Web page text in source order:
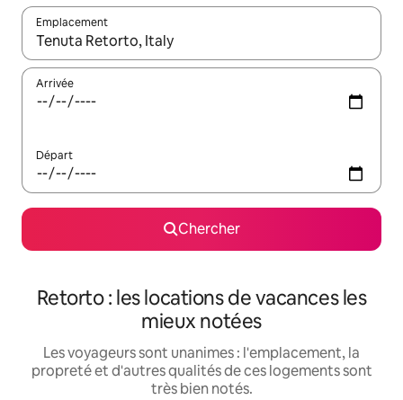
Emplacement
Quand les résultats sont affichés, parcourez-les en utilisant
Arrivée
Départ
Chercher
Retorto : les locations de vacances les
mieux notées
Les voyageurs sont unanimes : l'emplacement, la
propreté et d'autres qualités de ces logements sont
très bien notés.